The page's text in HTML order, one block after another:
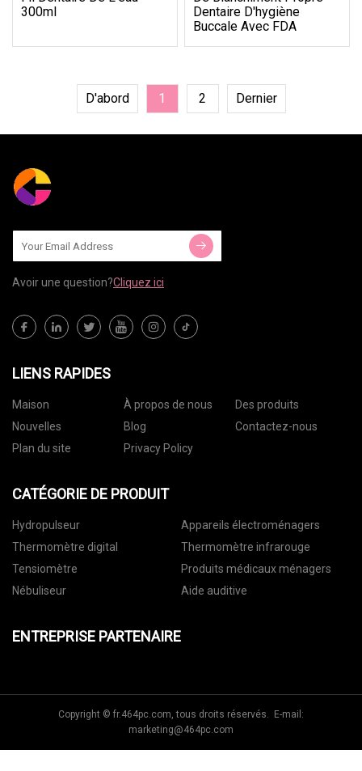
300ml
Dentaire D'hygiène
Buccale Avec FDA
D'abord 1 2 Dernier
Avoir une question?Cliquez ici
LIENS RAPIDES
Maison À propos de nous
Des produits
Nouvelles
Blog
Contactez-nous
Plan du site
Privacy Policy
CATÉGORIE DE PRODUIT
Hydropulseur
Appareils électroménagers
Thermomètre digital
Thermomètre infrarouge
Tensiomètre
Produits médicaux ménagers
Nébuliseur
Aide auditive
ENTREPRISE PARTENAIRE
Copyright © fr.464pc.com, tous droits réservés. E-mail:
marketing@464pc.com